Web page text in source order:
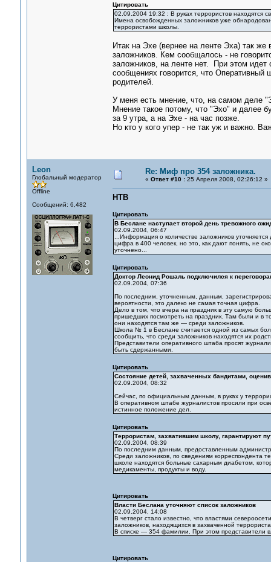
Цитировать
02.09.2004 19:32 : В руках террористов находятся
Имена освобожденных заложников уже
террористами школы.
Итак на Эхе (вернее на ленте Эха) так же
заложников. Кем сообщалось - не
заложников, на ленте нет. При этом
сообщениях говорится, что Оперативный
родителей.
У меня есть мнение, что, на самом деле
Мнение такое потому, что "Эхо" и далее
за 9 утра, а на Эхе - на час позже.
Но кто у кого упер - не так уж и важно.
Leon
Глобальный модератор
Offline
Сообщений: 6,482
Re: Миф про 354 заложника.
« Ответ #10 :25 Апреля 2008, 02:26:12 »
НТВ
Цитировать
В Беслане наступает второй день тревожного
02.09.2004, 06:47
...Информация о количестве заложников
цифра в 400 человек, но это, как дают понять, не
уточнено...
Цитировать
Доктор Леонид Рошаль подключился к
02.09.2004, 07:36
По последним, уточненным, данным,
вероятности, это далеко не самая точная цифра.
Дело в том, что вчера на праздник в эту самую
пришедших посмотреть на праздник. Там были и в
они находятся там же — среди заложников.
Школа № 1 в Беслане считается одной из самых
сообщить, что среди заложников находятся их
Представители оперативного штаба просят
быть сдержанными.
Цитировать
Состояние детей, захваченных бандитами,
02.09.2004, 08:32
Сейчас, по официальным данным, в руках у
В оперативном штабе журналистов просили при
истинное положение дел.
Цитировать
Террористам, захватившим школу, гарантируют
02.09.2004, 08:39
По последним данным, предоставленным
Среди заложников, по сведениям корреспондента
школе находятся больные сахарным диабетом,
медикаменты, продукты и воду.
Цитировать
Власти Беслана уточняют список заложников
02.09.2004, 14:08
В четверг стало известно, что властями
заложников, находящихся в захваченной
В списке — 354 фамилии. При этом представители
Цитировать